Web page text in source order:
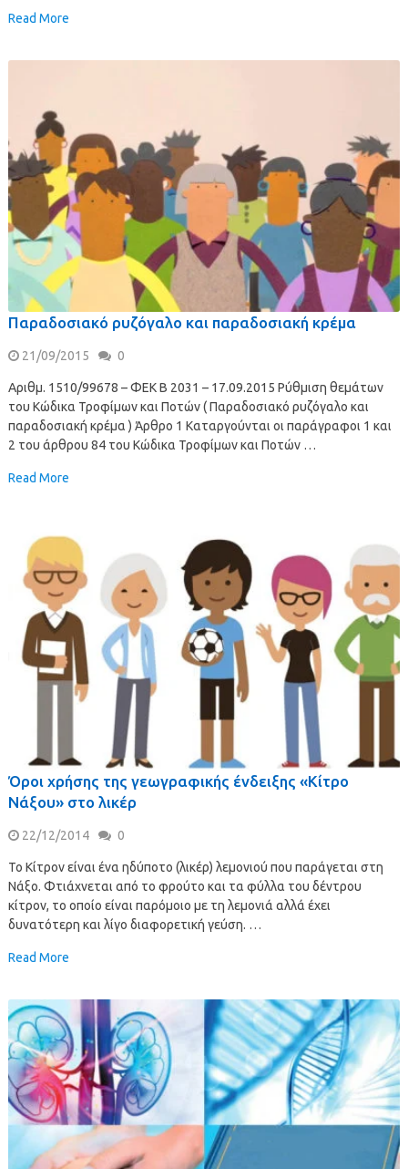
Read More
Παραδοσιακό ρυζόγαλο και παραδοσιακή κρέμα
21/09/2015 0
Αριθμ. 1510/99678 – ΦΕΚ B 2031 – 17.09.2015 Ρύθμιση θεμάτων
του Κώδικα Τροφίμων και Ποτών ( Παραδοσιακό ρυζόγαλο και
παραδοσιακή κρέμα ) Άρθρο 1 Καταργούνται οι παράγραφοι 1 και
2 του άρθρου 84 του Κώδικα Τροφίμων και Ποτών …
Read More
Όροι χρήσης της γεωγραφικής ένδειξης «Κίτρο
Νάξου» στο λικέρ
22/12/2014 0
Το Κίτρον είναι ένα ηδύποτο (λικέρ) λεμονιού που παράγεται στη
Νάξο. Φτιάχνεται από το φρούτο και τα φύλλα του δέντρου
κίτρον, το οποίο είναι παρόμοιο με τη λεμονιά αλλά έχει
δυνατότερη και λίγο διαφορετική γεύση. …
Read More